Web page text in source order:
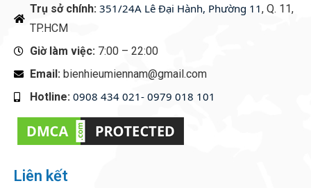
Trụ sở chính: 351/24A Lê Đại Hành, Phường 11, Q. 11,
TP.HCM
Giờ làm việc: 7:00 – 22:00
Email: bienhieumiennam@gmail.com
Hotline: 0908 434 021- 0979 018 101
Liên kết